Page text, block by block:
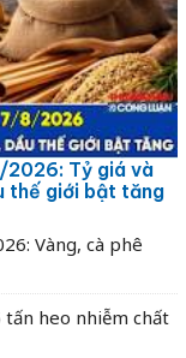
2026: Tỷ giá và
thế giới bật tăng
Vàng, cà phê
heo nhiễm chất